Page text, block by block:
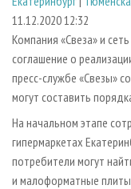
СУШКА ДРЕВЕСИНЫ
ПРОИЗВОДСТВО
ДЕРЕВЯННОЕ
ПРОИЗВОДСТВО
БИОЭНЕРГЕТИКА
ЦБП
ИНСТРУМЕНТ И
ПЕРСОНЫ
МОБИЛЬНЫЕ
ОФИЦИАЛЬНЫЕ
ПРИОРИТЕТНЫЕ
RUSSIAN
ГАЗЕТА
БИБЛИОТЕКА
КОНТАКТЫ
РЕКЛАМА
РЕКЛАМА НА
11.12.2020 12:32
Компания «Свеза» и
соглашение о
пресс-службе «Свезы»
могут составить
На начальном этапе
гипермаркетах
потребители могут
и малоформатные